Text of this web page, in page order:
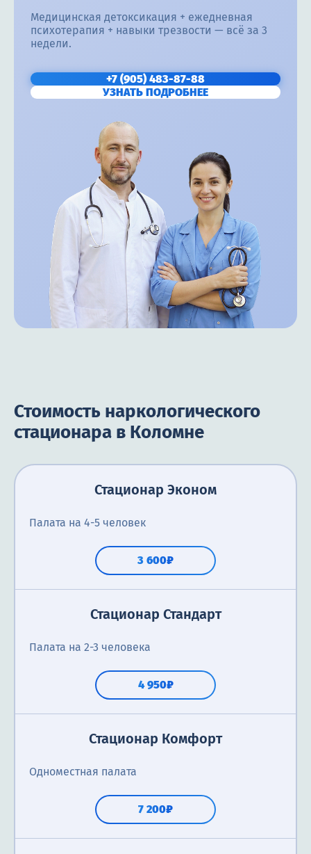
Медицинская детоксикация + ежедневная
психотерапия + навыки трезвости — всё за 3
недели.
+7 (905) 483-87-88
УЗНАТЬ ПОДРОБНЕЕ
Стоимость наркологического
стационара в Коломне
Стационар Эконом
Палата на 4-5 человек
3 600₽
Стационар Стандарт
Палата на 2-3 человека
4 950₽
Стационар Комфорт
Одноместная палата
7 200₽